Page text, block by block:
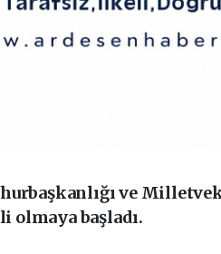
ve
olmaya başladı.